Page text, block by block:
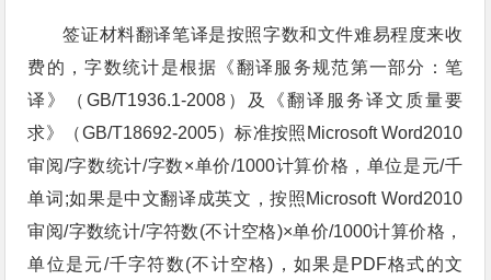
签证材料翻译笔译是按照字数和文件难易程度来收
费的，字数统计是根据《翻译服务规范第一部分：笔
译》（GB/T1936.1-2008）及《翻译服务译文质量要
求》（GB/T18692-2005）标准按照Microsoft Word2010
审阅/字数统计/字数×单价/1000计算价格，单位是元/千
单词;如果是中文翻译成英文，按照Microsoft Word2010
审阅/字数统计/字符数(不计空格)×单价/1000计算价格，
单位是元/千字符数(不计空格)，如果是PDF格式的文